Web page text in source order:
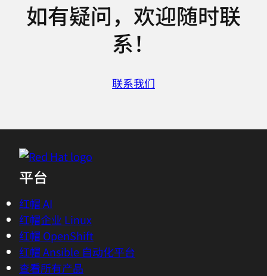
如有疑问，欢迎随时联
系！
联系我们
平台
红帽 AI
红帽企业 Linux
红帽 OpenShift
红帽 Ansible 自动化平台
查看所有产品